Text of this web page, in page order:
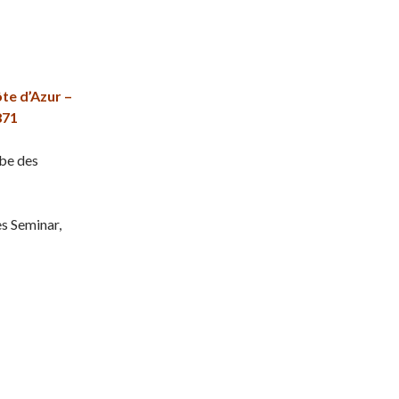
d’Azur –
des
Seminar,